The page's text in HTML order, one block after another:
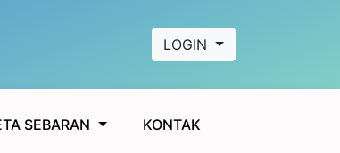
LOGIN
SEBARAN KONTAK